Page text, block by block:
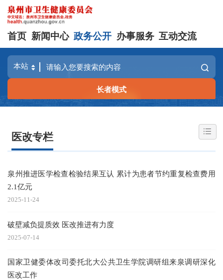
首页 新闻中心 政务公开 办事服务 互动交流
长者模式
医改专栏
泉州推进医学检查检验结果互认 累计为患者节约重复检查费用
2.1亿元
2025-11-24
破壁减负提质效 医改推进有力度
2025-07-14
国家卫健委体改司委托北大公共卫生学院调研组来泉调研深化
医改工作